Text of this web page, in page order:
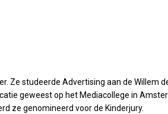
Ze studeerde Advertising aan de
geweest op het Mediacollege in
ze genomineerd voor de Kinderjury.